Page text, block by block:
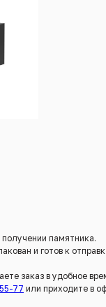
памятника.
и готов к
заказ в удобное
77 или приходите в